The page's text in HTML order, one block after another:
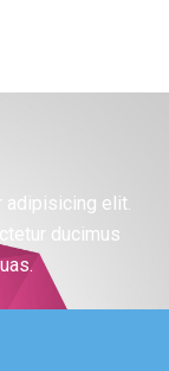
adipisicing elit.
ducimus